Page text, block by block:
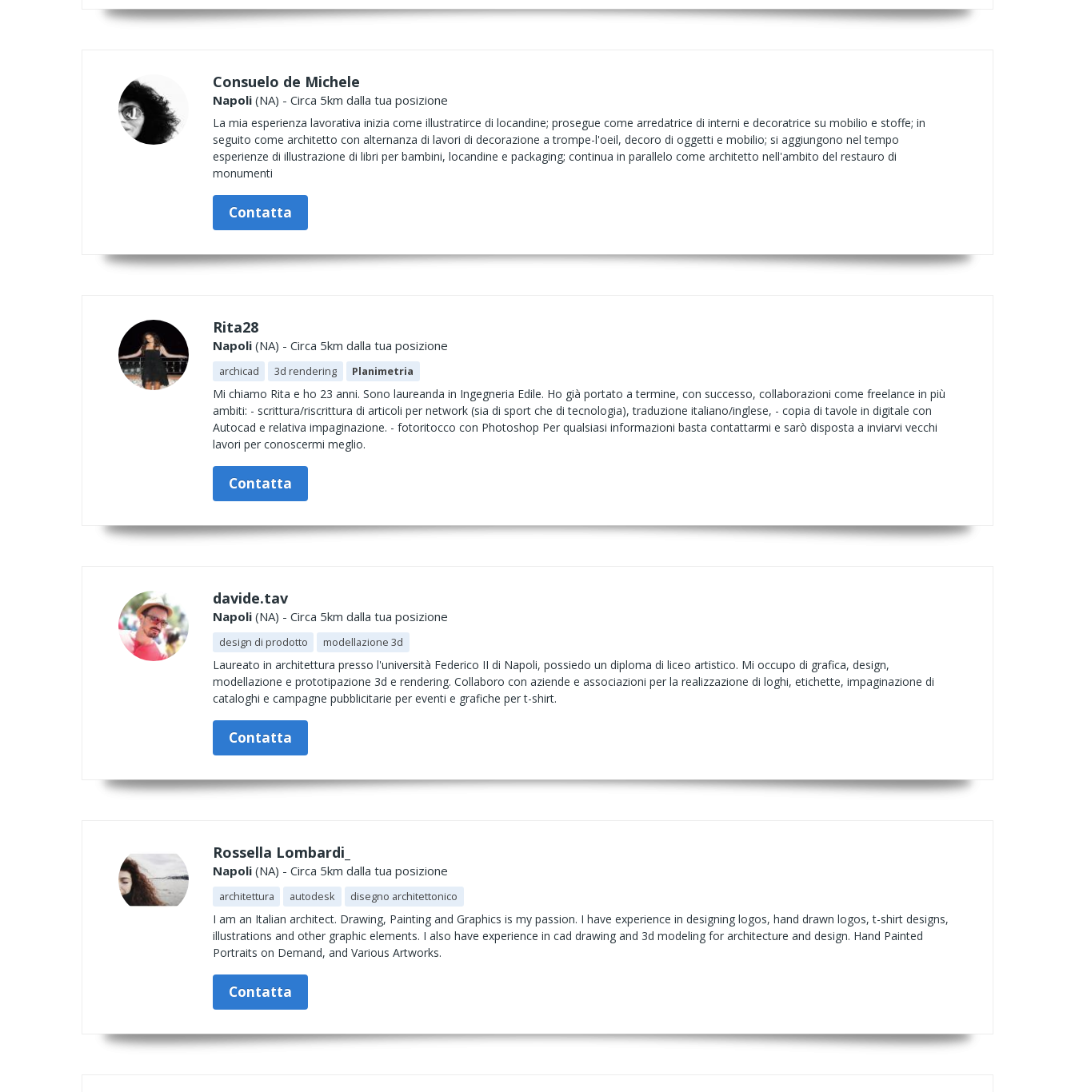
Consuelo de Michele
Napoli (NA) - Circa 5km dalla tua posizione
La mia esperienza lavorativa inizia come illustratirce di locandine; prosegue come arredatrice di interni e decoratrice su mobilio e stoffe; in
seguito come architetto con alternanza di lavori di decorazione a trompe-l'oeil, decoro di oggetti e mobilio; si aggiungono nel tempo
esperienze di illustrazione di libri per bambini, locandine e packaging; continua in parallelo come architetto nell'ambito del restauro di
monumenti
Contatta
Rita28
Napoli (NA) - Circa 5km dalla tua posizione
archicad 3d rendering Planimetria
Mi chiamo Rita e ho 23 anni. Sono laureanda in Ingegneria Edile. Ho già portato a termine, con successo, collaborazioni come freelance in più
ambiti: - scrittura/riscrittura di articoli per network (sia di sport che di tecnologia), traduzione italiano/inglese, - copia di tavole in digitale con
Autocad e relativa impaginazione. - fotoritocco con Photoshop Per qualsiasi informazioni basta contattarmi e sarò disposta a inviarvi vecchi
lavori per conoscermi meglio.
Contatta
davide.tav
Napoli (NA) - Circa 5km dalla tua posizione
design di prodotto modellazione 3d
Laureato in architettura presso l'università Federico II di Napoli, possiedo un diploma di liceo artistico. Mi occupo di grafica, design,
modellazione e prototipazione 3d e rendering. Collaboro con aziende e associazioni per la realizzazione di loghi, etichette, impaginazione di
cataloghi e campagne pubblicitarie per eventi e grafiche per t-shirt.
Contatta
Rossella Lombardi_
Napoli (NA) - Circa 5km dalla tua posizione
architettura autodesk disegno architettonico
I am an Italian architect. Drawing, Painting and Graphics is my passion. I have experience in designing logos, hand drawn logos, t-shirt designs,
illustrations and other graphic elements. I also have experience in cad drawing and 3d modeling for architecture and design. Hand Painted
Portraits on Demand, and Various Artworks.
Contatta